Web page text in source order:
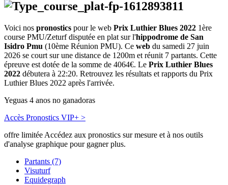
Voici nos pronostics pour le web Prix Luthier Blues 2022 1ère
course PMU/Zeturf disputée en plat sur l'hippodrome de San
Isidro Pmu (10ème Réunion PMU). Ce web du samedi 27 juin
2026 se court sur une distance de 1200m et réunit 7 partants. Cette
épreuve est dotée de la somme de 4064€. Le Prix Luthier Blues
2022 débutera à 22:20. Retrouvez les résultats et rapports du Prix
Luthier Blues 2022 après l'arrivée.
Yeguas 4 anos no ganadoras
Accès Pronostics VIP+ >
offre limitée Accédez aux pronostics sur mesure et à nos outils
d'analyse graphique pour gagner plus.
Partants (7)
Visuturf
Equidegraph